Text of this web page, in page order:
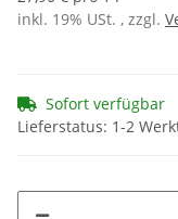
inkl. 19% USt. , zzgl.
Sofort verfügbar
Lieferstatus: 1-2